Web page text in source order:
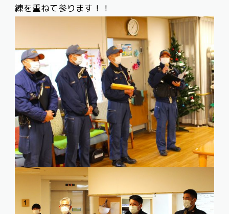
練を重ねて参ります！！